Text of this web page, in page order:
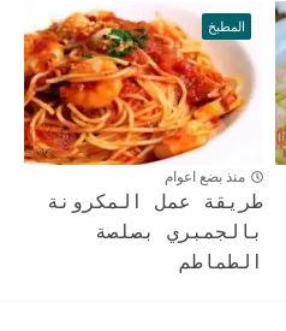
المطبخ
منذ بضع اعوام
طريقة عمل المكرونة
بالجمبري بصلصة
الطماطم